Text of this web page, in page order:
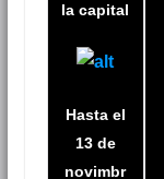
la capital
Hasta el
13 de
novimbr